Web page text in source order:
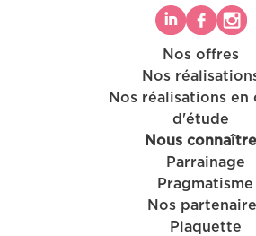
Nos offres
Nos
Nos réalisations en
d'étude
Nous connaître
Parrainage
Pragmatisme
Nos
Plaquette